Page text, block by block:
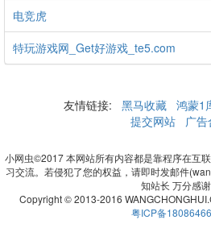
电竞虎
特玩游戏网_Get好游戏_te5.com
友情链接: 黑马收藏 鸿蒙1
提交网站
广
小网虫©2017 本网站所有内容都是靠程序在互
习交流。若侵犯了您的权益，请即时发邮件
知站长 万分感谢
Copyright © 2013-2016
粤ICP备